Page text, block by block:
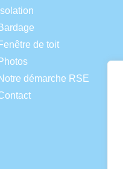
Isolation
Bardage
Fenêtre de toit
Photos
démarche RSE